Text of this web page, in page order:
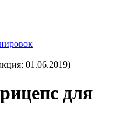
01.06.2019)
для